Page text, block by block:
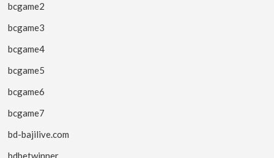
bcgame2
bcgame3
bcgame4
bcgame5
bcgame6
bcgame7
bd-bajilive.com
bdbetwinner